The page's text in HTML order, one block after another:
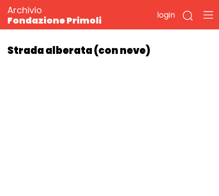
Archivio
Fondazione Primoli
login
Strada alberata (con neve)